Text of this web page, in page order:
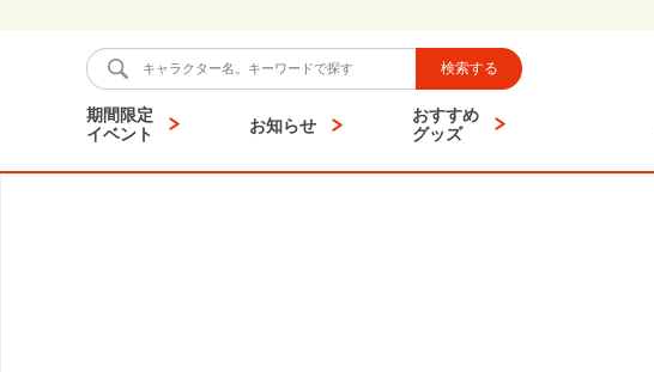
検索する
期間限定
イベント
お知らせ
おすすめ
グッズ